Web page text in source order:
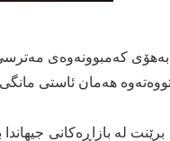
بەهۆی کەمبوونەوەی
هەمان ئاستی مانگی ئازاری